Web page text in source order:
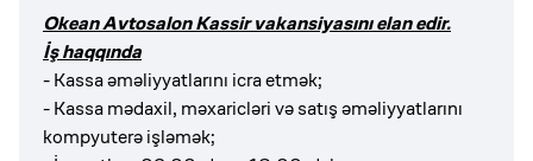
Okean Avtosalon Kassir vakansiyasını elan edir.
İş haqqında
- Kassa əməliyyatlarını icra etmək;
- Kassa mədaxil, məxaricləri və satış əməliyyatlarını
kompyuterə işləmək;